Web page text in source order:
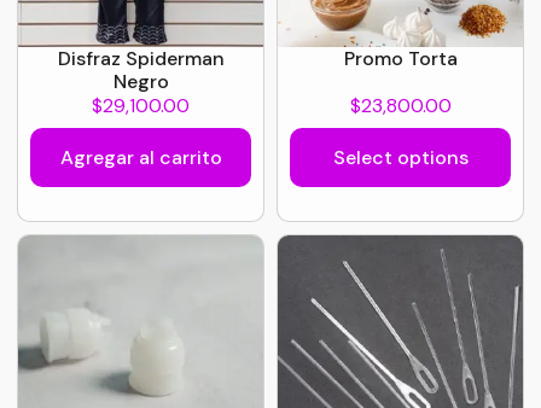
Disfraz Spiderman
Negro
$29,100.00
Agregar al carrito
Promo Torta
$23,800.00
Select options